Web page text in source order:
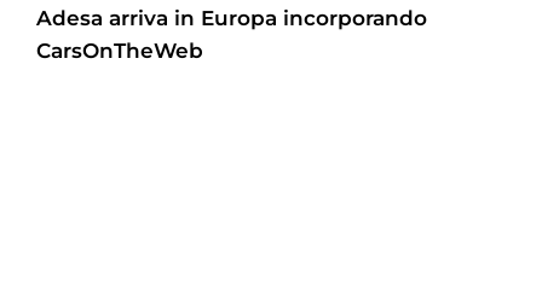
Adesa arriva in Europa incorporando
CarsOnTheWeb